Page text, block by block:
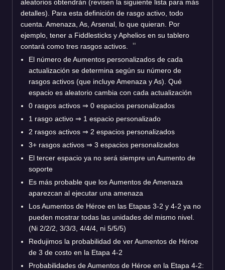
aleatorios obtendrán (revisen la siguiente lista para más
detalles). Para esta definición de rasgo activo, todo
cuenta. Amenaza, As, Arsenal, lo que quieran. Por
ejemplo, tener a Fiddlesticks y Aphelios en su tablero
contará como tres rasgos activos.
El número de Aumentos personalizados de cada
actualización se determina según su número de
rasgos activos (que incluye Amenaza y As). Qué
espacio es aleatorio cambia con cada actualización
0 rasgos activos ⇒ 0 espacios personalizados
1 rasgo activo ⇒ 1 espacio personalizado
2 rasgos activos ⇒ 2 espacios personalizados
3+ rasgos activos ⇒ 3 espacios personalizados
El tercer espacio ya no será siempre un Aumento de
soporte
Es más probable que los Aumentos de Amenaza
aparezcan al ejecutar una amenaza
Los Aumentos de Héroe en las Etapas 3-2 y 4-2 ya no
pueden mostrar todas las unidades del mismo nivel.
(Ni 2/2/2, 3/3/3, 4/4/4, ni 5/5/5)
Redujimos la probabilidad de ver Aumentos de Héroe
de 3 de costo en la Etapa 4-2
Probabilidades de Aumentos de Héroe en la Etapa 4-2: